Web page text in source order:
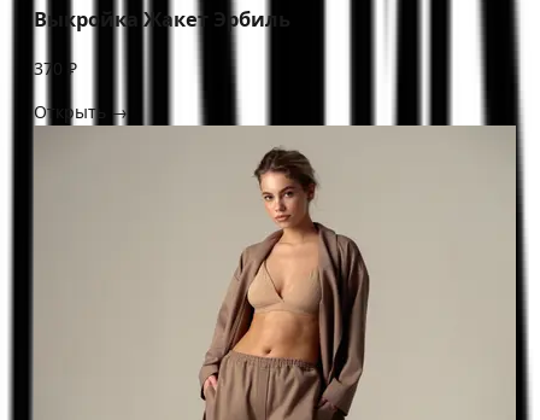
Выкройка Жакет Эрбиль
370 ₽
Открыть →